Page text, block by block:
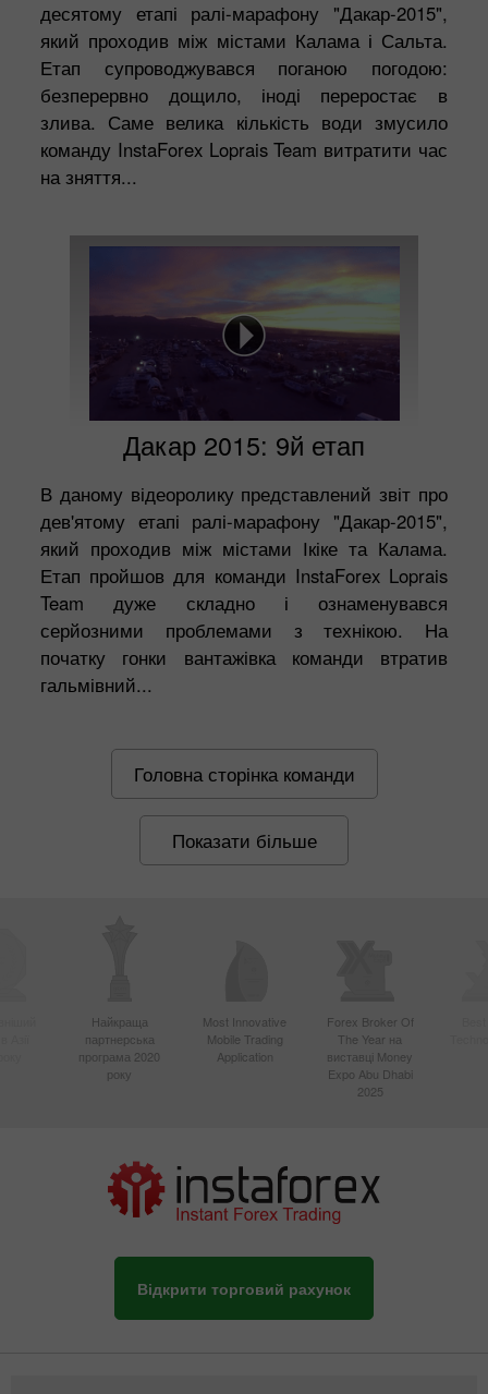
десятому етапі ралі-марафону "Дакар-2015",
який проходив між містами Калама і Сальта.
Етап супроводжувався поганою погодою:
безперервно дощило, іноді переростає в
злива. Саме велика кількість води змусило
команду InstaForex Loprais Team витратити час
на зняття...
Дакар 2015: 9й етап
В даному відеоролику представлений звіт про
дев'ятому етапі ралі-марафону "Дакар-2015",
який проходив між містами Ікіке та Калама.
Етап пройшов для команди InstaForex Loprais
Team дуже складно і ознаменувався
серйозними проблемами з технікою. На
початку гонки вантажівка команди втратив
гальмівний...
Головна сторінка команди
Показати більше
Найкраща
партнерська
програма 2020
року
Most Innovative
Mobile Trading
Application
Forex Broker Of
The Year на
виставці Money
Expo Abu Dhabi
2025
Відкрити торговий рахунок